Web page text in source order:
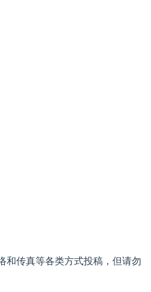
和传真等各类方式投稿，但请勿